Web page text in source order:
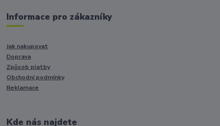
Informace pro zákazníky
Jak nakupovat
Doprava
Způsob platby
Obchodní podmínky
Reklamace
Kde nás najdete